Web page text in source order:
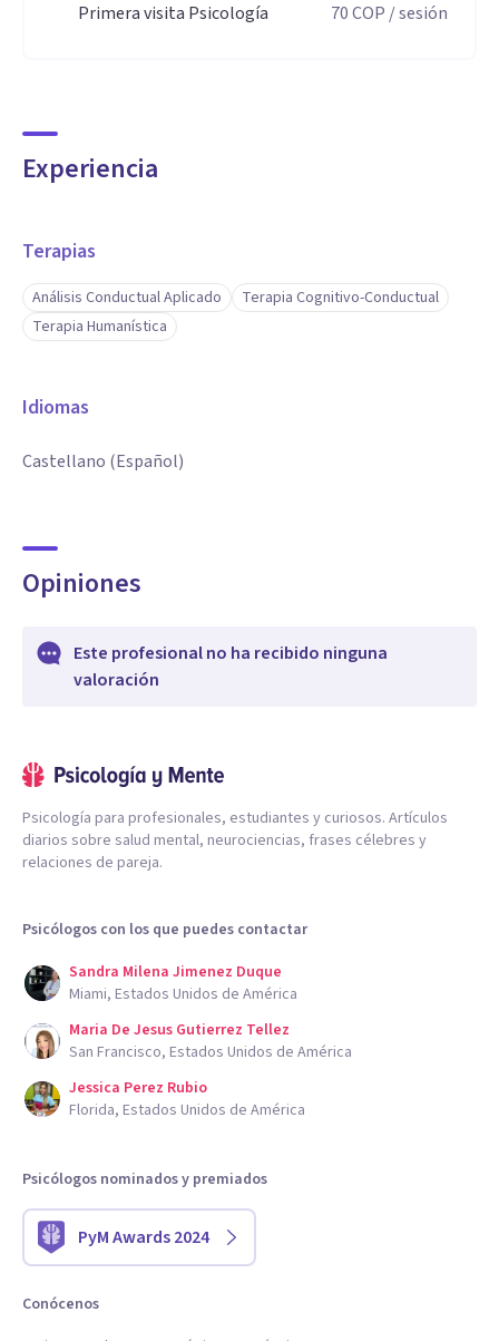
Primera visita Psicología
70COP / sesión
Experiencia
Terapias
Análisis Conductual Aplicado
Terapia Cognitivo-Conductual
Terapia Humanística
Idiomas
Castellano (Español)
Opiniones
Este profesional no ha recibido ninguna
valoración
Psicología para profesionales, estudiantes y curiosos. Artículos
diarios sobre salud mental, neurociencias, frases célebres y
relaciones de pareja.
Psicólogos con los que puedes contactar
Sandra Milena Jimenez Duque
Miami, Estados Unidos de América
Maria De Jesus Gutierrez Tellez
San Francisco, Estados Unidos de América
Jessica Perez Rubio
Florida, Estados Unidos de América
Psicólogos nominados y premiados
PyM Awards 2024
Conócenos